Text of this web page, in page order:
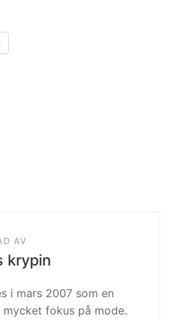
AV
krypin
i mars 2007 som en
fokus på mode.